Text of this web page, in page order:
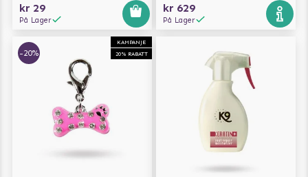
kr 29
På Lager
kr 629
På Lager
KAMPANJE
20% RABATT
-20%